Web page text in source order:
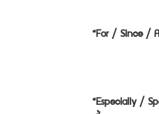
“For / Since /
“Especially /